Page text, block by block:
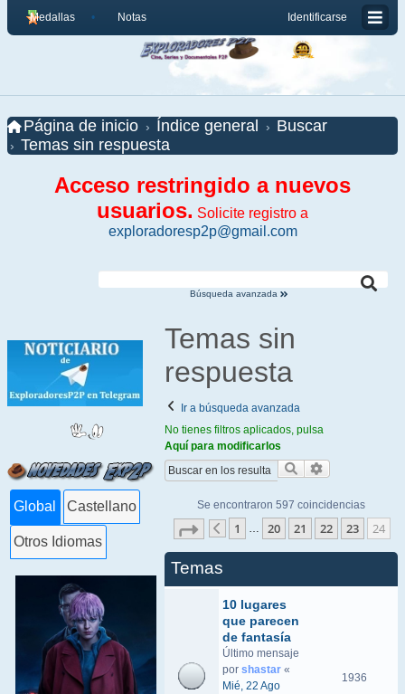
Identificarse
Medallas Notas
Página de inicio Índice general
Buscar
Temas sin respuesta
Acceso restringido a nuevos
usuarios. Solicite registro a
exploradoresp2p@gmail.com
Búsqueda avanzada
Global Castellano
Otros Idiomas
Temas sin
respuesta
Ir a búsqueda avanzada
No tienes filtros aplicados, pulsa
Aquí para modificarlos
Buscar
Se encontraron 597 coincidencias
Página 24de24
Anterior
1 … 20 21 22 23 24
Temas
10 lugares
que parecen
de fantasía
Último mensaje
por shastar «
Mié, 22 Ago
1936